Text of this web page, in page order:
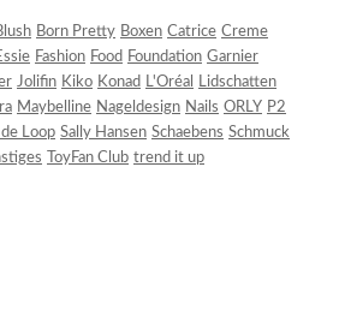
Born Pretty Boxen Catrice Creme
Fashion Food Foundation Garnier
Jolifin Kiko Konad L'Oréal
Lidschatten
Maybelline Nageldesign Nails ORLY P2
de Loop Sally Hansen Schaebens Schmuck
ToyFan Club trend it up